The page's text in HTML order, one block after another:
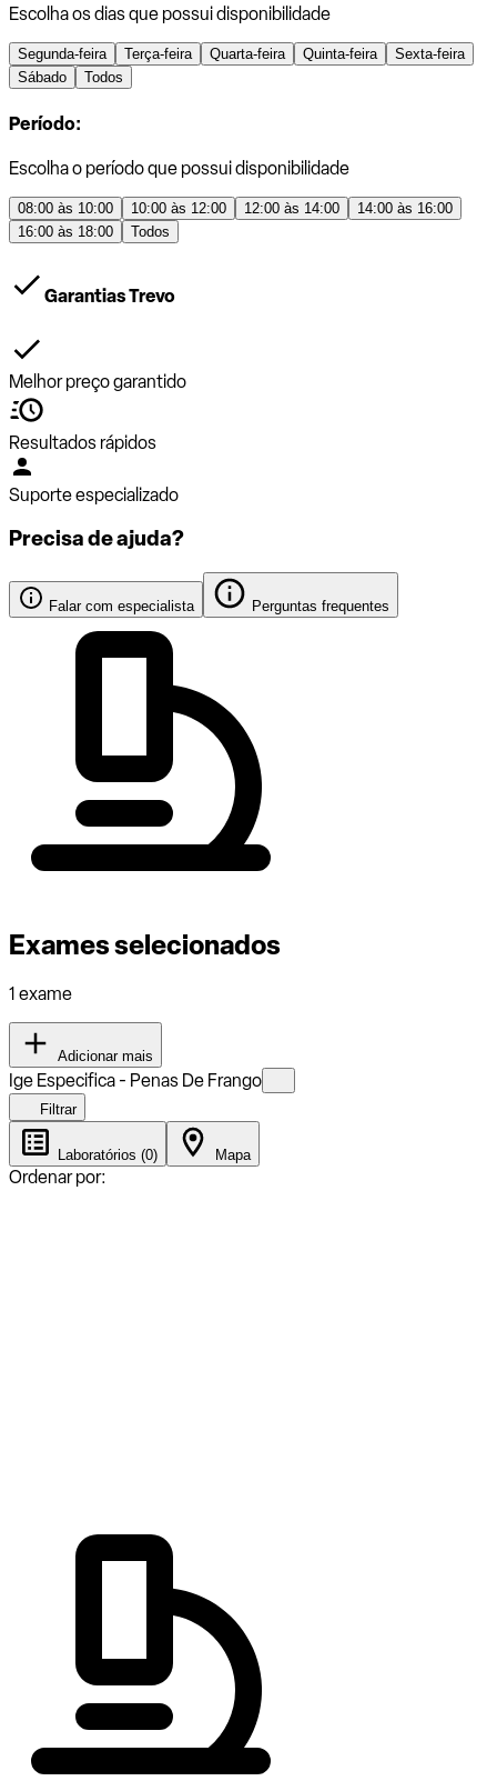
Escolha os dias que possui disponibilidade
Segunda-feira Terça-feira Quarta-feira Quinta-feira
Sexta-feira
Sábado
Todos
Período:
Escolha o período que possui disponibilidade
08:00 às 10:00 10:00 às 12:00 12:00 às 14:00
14:00 às 16:00
16:00 às 18:00
Todos
Garantias Trevo
Melhor preço garantido
Resultados rápidos
Suporte especializado
Precisa de ajuda?
Falar com especialista Perguntas frequentes
Exames selecionados
1 exame
Adicionar mais
Ige Especifica - Penas De Frango
Filtrar
Laboratórios (0) Mapa
Ordenar por: